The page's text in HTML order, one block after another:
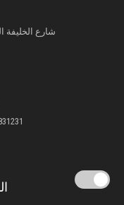
شارع الخليفة
- 26831474